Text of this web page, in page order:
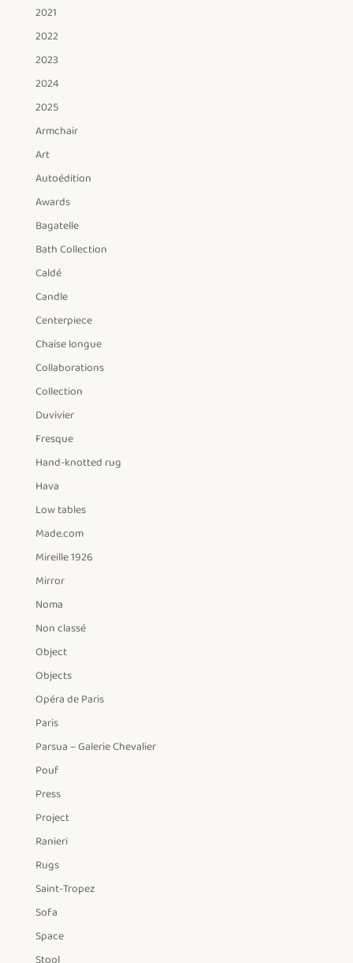
2021
2022
2023
2024
2025
Armchair
Art
Autoédition
Awards
Bagatelle
Bath Collection
Caldé
Candle
Centerpiece
Chaise longue
Collaborations
Collection
Duvivier
Fresque
Hand-knotted rug
Hava
Low tables
Made.com
Mireille 1926
Mirror
Noma
Non classé
Object
Objects
Opéra de Paris
Paris
Parsua – Galerie Chevalier
Pouf
Press
Project
Ranieri
Rugs
Saint-Tropez
Sofa
Space